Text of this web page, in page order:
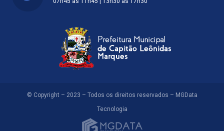
© Copyright – 2023 – Todos os direitos reservados – MGData
Tecnologia